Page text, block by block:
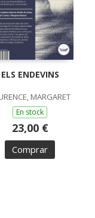
ELS ENDEVINS
MARGARET
En stock
23,00 €
Comprar